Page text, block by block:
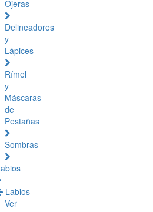
Ojeras
Delineadores
y
Lápices
Rímel
y
Máscaras
de
Pestañas
Sombras
Labios
Ver